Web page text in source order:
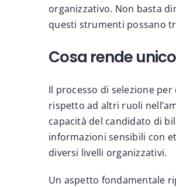
organizzativo. Non basta
questi strumenti possano
Cosa rende
Il processo di selezione
rispetto ad altri ruoli
capacità del candidato di
informazioni sensibili con
diversi livelli organizzativi.
Un aspetto fondamentale